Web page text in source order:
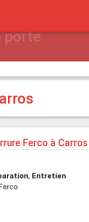
Ferco à Carros
, Entretien